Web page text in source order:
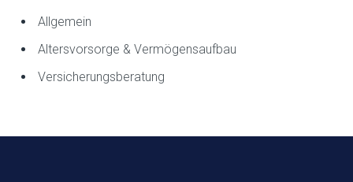
Allgemein
Altersvorsorge & Vermögensaufbau
Versicherungsberatung